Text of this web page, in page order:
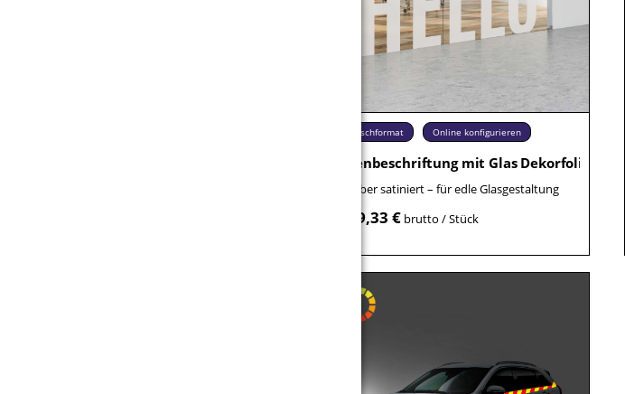
Wunschformat Online konfigurieren
Folienbeschriftung mit Glas Dekorfolie
Silber satiniert – für edle Glasgestaltung
19,33 €brutto / Stück